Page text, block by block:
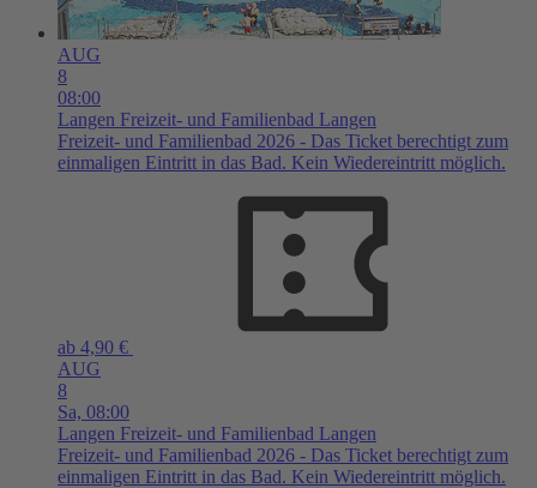
AUG
8
08:00
Langen Freizeit- und Familienbad Langen
Freizeit- und Familienbad 2026 - Das Ticket berechtigt zum
einmaligen Eintritt in das Bad. Kein Wiedereintritt möglich.
ab 4,90 €
AUG
8
Sa, 08:00
Langen Freizeit- und Familienbad Langen
Freizeit- und Familienbad 2026 - Das Ticket berechtigt zum
einmaligen Eintritt in das Bad. Kein Wiedereintritt möglich.